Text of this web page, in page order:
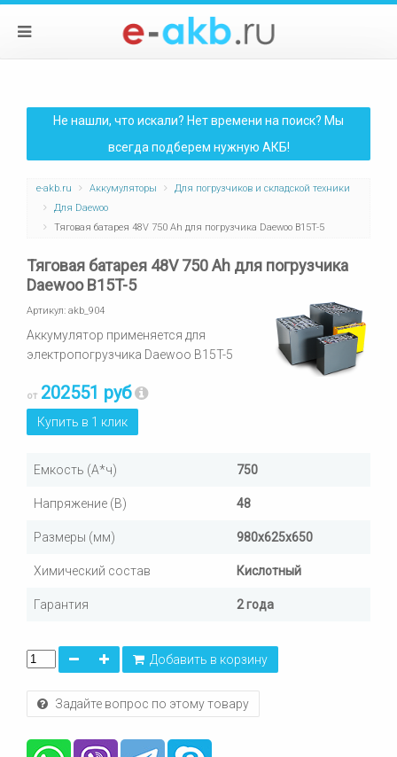
Не нашли, что искали? Нет времени на поиск? Мы
всегда подберем нужную АКБ!
e-akb.ru Аккумуляторы
Для погрузчиков и складской техники
Для Daewoo
Тяговая батарея 48V 750 Ah для погрузчика Daewoo B15T-5
Тяговая батарея 48V 750 Ah для погрузчика
Daewoo B15T-5
Артикул: akb_904
Аккумулятор применяется для
электропогрузчика Daewoo B15T-5
от 202551 руб
Купить в 1 клик
Емкость (А*ч) 750
Напряжение (В) 48
Размеры (мм) 980х625х650
Химический состав Кислотный
Гарантия 2 года
Добавить в корзину
Задайте вопрос по этому товару